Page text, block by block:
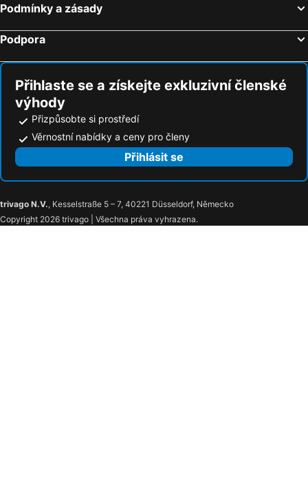
Podmínky a zásady
Podpora
Přihlaste se a získejte exkluzivní členské
výhody
Přizpůsobte si prostředí
Věrnostní nabídky a ceny pro členy
Přihlásit se
trivago N.V., Kesselstraße 5 – 7, 40221 Düsseldorf, Německo
Copyright 2026 trivago | Všechna práva vyhrazena.